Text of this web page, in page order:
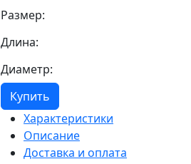
Размер:
Длина:
Диаметр:
Купить
Характеристики
Описание
Доставка и оплата